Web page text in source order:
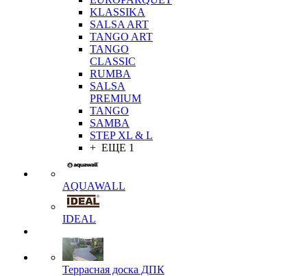
KLASSIKA
SALSA ART
TANGO ART
TANGO
CLASSIC
RUMBA
SALSA
PREMIUM
TANGO
SAMBA
STEP XL & L
+ ЕЩЕ 1
AQUAWALL
IDEAL
Террасная доска ДПК